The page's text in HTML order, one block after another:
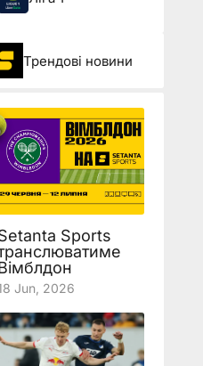
Трендові новини
Sports
Jun, 2026